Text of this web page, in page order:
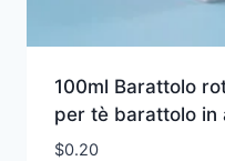
100ml Barattolo
per tè barattolo in
$0.20